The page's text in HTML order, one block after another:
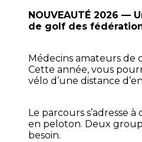
NOUVEAUTÉ 2026 —
de golf des
Médecins amateurs de
Cette année, vous
vélo d’une distance
Le parcours s’adresse
en peloton. Deux
besoin.